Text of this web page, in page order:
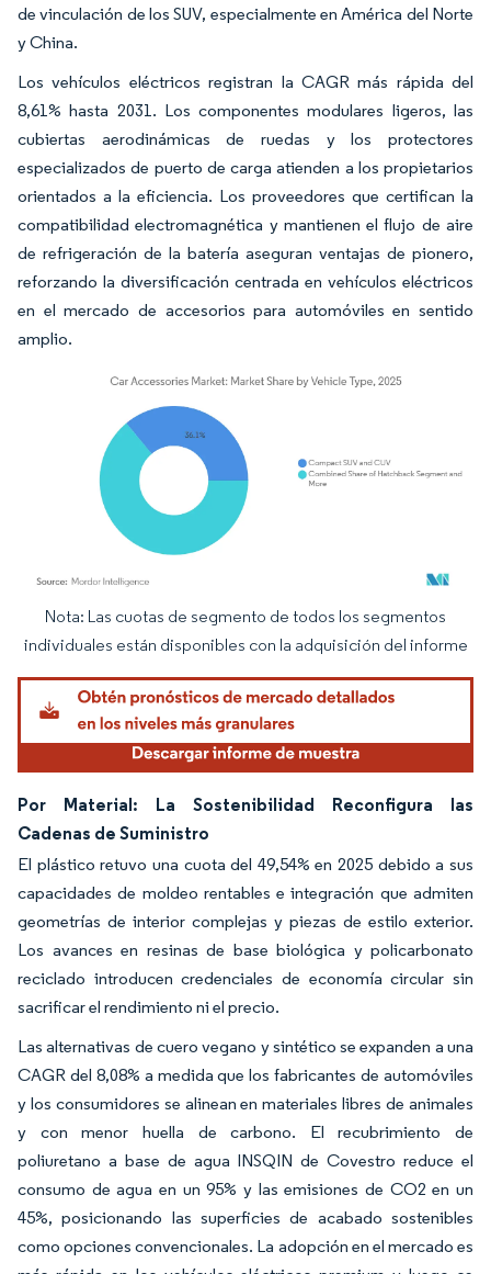
de vinculación de los SUV, especialmente en América del Norte
y China.
Los vehículos eléctricos registran la CAGR más rápida del
8,61% hasta 2031. Los componentes modulares ligeros, las
cubiertas aerodinámicas de ruedas y los protectores
especializados de puerto de carga atienden a los propietarios
orientados a la eficiencia. Los proveedores que certifican la
compatibilidad electromagnética y mantienen el flujo de aire
de refrigeración de la batería aseguran ventajas de pionero,
reforzando la diversificación centrada en vehículos eléctricos
en el mercado de accesorios para automóviles en sentido
amplio.
Imagen © Mordor Intelligence. El uso requiere atribución según CC BY 4.0.
Nota: Las cuotas de segmento de todos los segmentos
individuales están disponibles con la adquisición del informe
Por Material: La Sostenibilidad Reconfigura las
Cadenas de Suministro
El plástico retuvo una cuota del 49,54% en 2025 debido a sus
capacidades de moldeo rentables e integración que admiten
geometrías de interior complejas y piezas de estilo exterior.
Los avances en resinas de base biológica y policarbonato
reciclado introducen credenciales de economía circular sin
sacrificar el rendimiento ni el precio.
Las alternativas de cuero vegano y sintético se expanden a una
CAGR del 8,08% a medida que los fabricantes de automóviles
y los consumidores se alinean en materiales libres de animales
y con menor huella de carbono. El recubrimiento de
poliuretano a base de agua INSQIN de Covestro reduce el
consumo de agua en un 95% y las emisiones de CO2 en un
45%, posicionando las superficies de acabado sostenibles
como opciones convencionales. La adopción en el mercado es